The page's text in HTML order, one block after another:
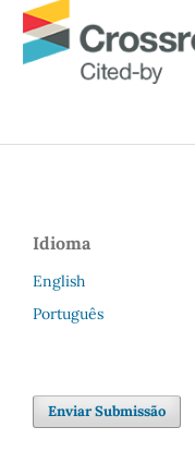
Idioma
English
Português
Enviar Submissão